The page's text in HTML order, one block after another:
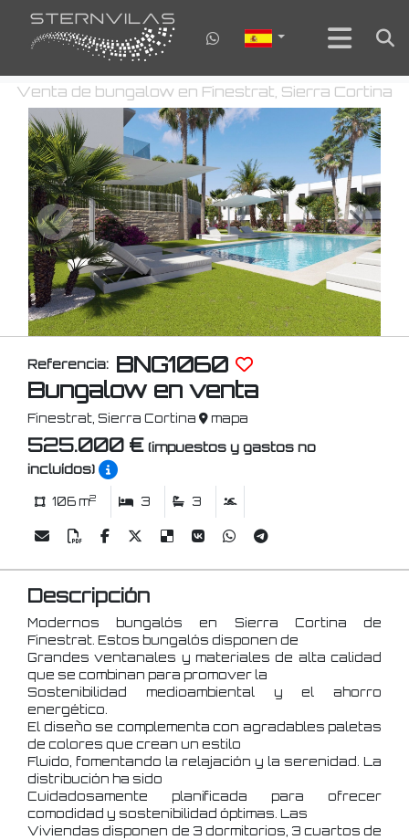
Venta de bungalow en Finestrat, Sierra Cortina
Referencia: BNG1060
Bungalow en venta
Finestrat, Sierra Cortina mapa
525.000 € (impuestos y gastos no
incluídos)
106 m2 3 3
Descripción
Modernos bungalós en Sierra Cortina de
Finestrat. Estos bungalós disponen de
Grandes ventanales y materiales de alta calidad
que se combinan para promover la
Sostenibilidad medioambiental y el ahorro
energético.
El diseño se complementa con agradables paletas
de colores que crean un estilo
Fluido, fomentando la relajación y la serenidad. La
distribución ha sido
Cuidadosamente planificada para ofrecer
comodidad y sostenibilidad óptimas. Las
Viviendas disponen de 3 dormitorios, 3 cuartos de